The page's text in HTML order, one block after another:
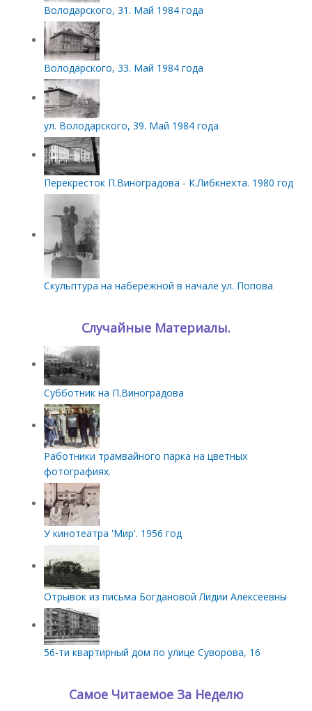
Володарского, 31. Май 1984 года
Володарского, 33. Май 1984 года
ул. Володарского, 39. Май 1984 года
Перекресток П.Виноградова - К.Либкнехта. 1980 год
Скульптура на набережной в начале ул. Попова
Случайные Материалы.
Субботник на П.Виноградова
Работники трамвайного парка на цветных
фотографиях.
У кинотеатра 'Мир'. 1956 год
Отрывок из письма Богдановой Лидии Алексеевны
56-ти квартирный дом по улице Суворова, 16
Самое Читаемое За Неделю